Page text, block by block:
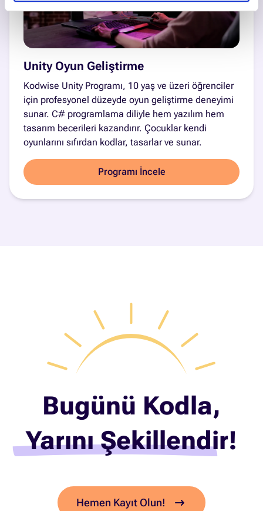
Unity Oyun Geliştirme
Kodwise Unity Programı, 10 yaş ve üzeri öğrenciler
için profesyonel düzeyde oyun geliştirme deneyimi
sunar. C# programlama diliyle hem yazılım hem
tasarım becerileri kazandırır. Çocuklar kendi
oyunlarını sıfırdan kodlar, tasarlar ve sunar.
Programı İncele
Bugünü Kodla,
Yarını Şekillendir!
Hemen Kayıt Olun!